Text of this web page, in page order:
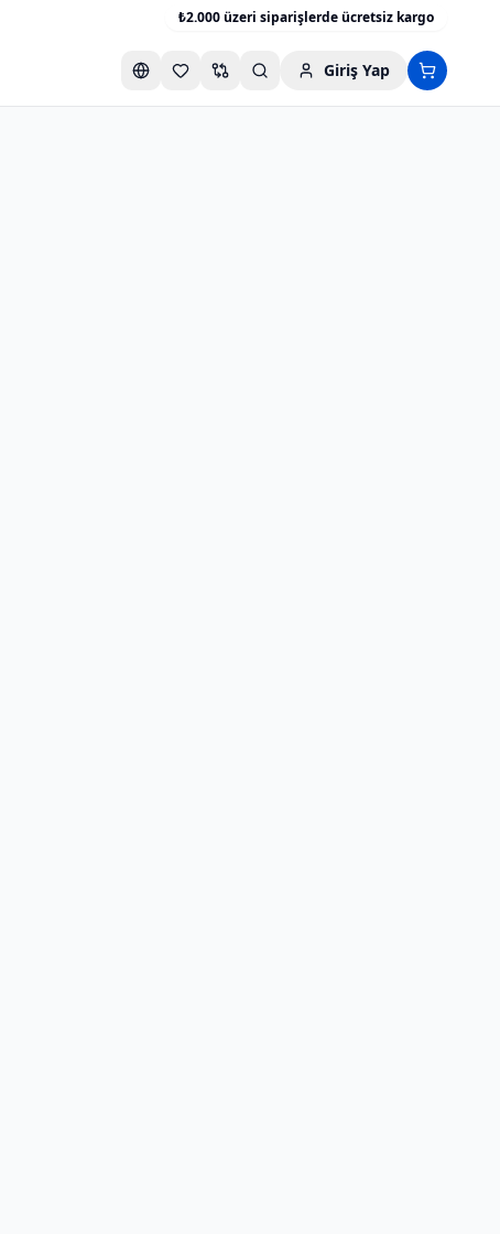
₺2.000 üzeri siparişlerde ücretsiz kargo
Favori listesini aç
Karşılaştırma listesini aç
Giriş Yap